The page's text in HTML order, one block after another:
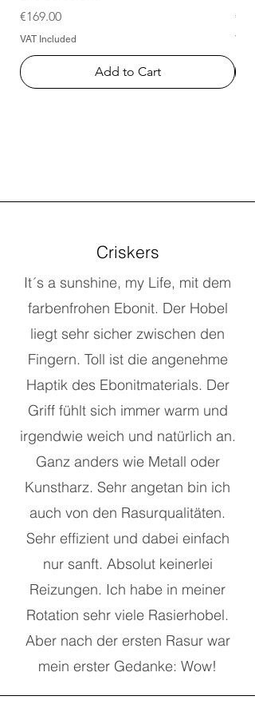
Price
€169.00
VAT Included
Add to Cart
Price
VAT
Criskers
It´s a sunshine, my Life, mit dem
farbenfrohen Ebonit. Der Hobel
liegt sehr sicher zwischen den
Fingern. Toll ist die angenehme
Haptik des Ebonitmaterials. Der
Griff fühlt sich immer warm und
irgendwie weich und natürlich an.
Ganz anders wie Metall oder
Kunstharz. Sehr angetan bin ich
auch von den Rasurqualitäten.
Sehr effizient und dabei einfach
nur sanft. Absolut keinerlei
Reizungen. Ich habe in meiner
Rotation sehr viele Rasierhobel.
Aber nach der ersten Rasur war
mein erster Gedanke: Wow!